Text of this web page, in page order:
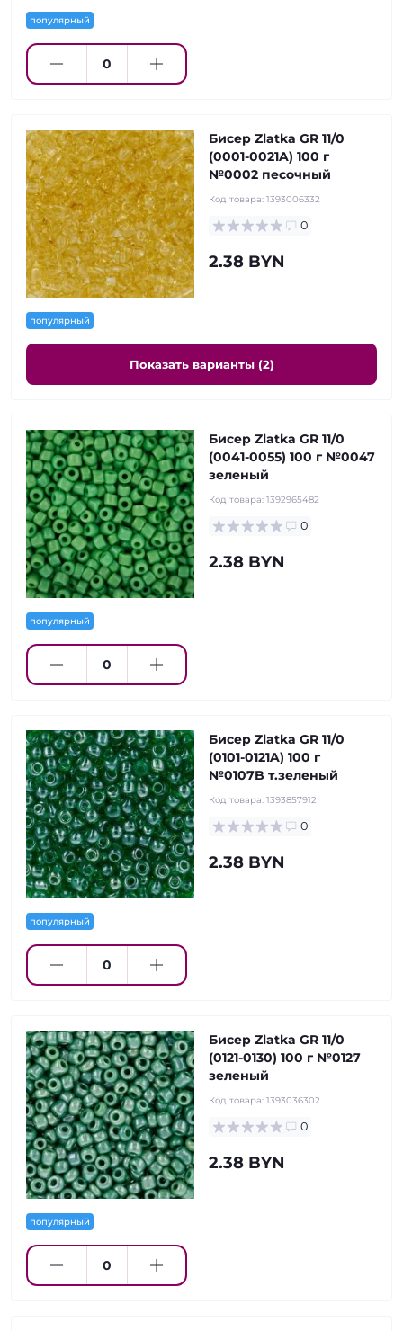
популярный
популярный
Бисер Zlatka GR 11/0
(0001-0021A) 100 г
№0002 песочный
Код товара: 1393006332
0
2.38 BYN
Показать варианты (2)
популярный
Бисер Zlatka GR 11/0
(0041-0055) 100 г №0047
зеленый
Код товара: 1392965482
0
2.38 BYN
популярный
Бисер Zlatka GR 11/0
(0101-0121A) 100 г
№0107B т.зеленый
Код товара: 1393857912
0
2.38 BYN
популярный
Бисер Zlatka GR 11/0
(0121-0130) 100 г №0127
зеленый
Код товара: 1393036302
0
2.38 BYN